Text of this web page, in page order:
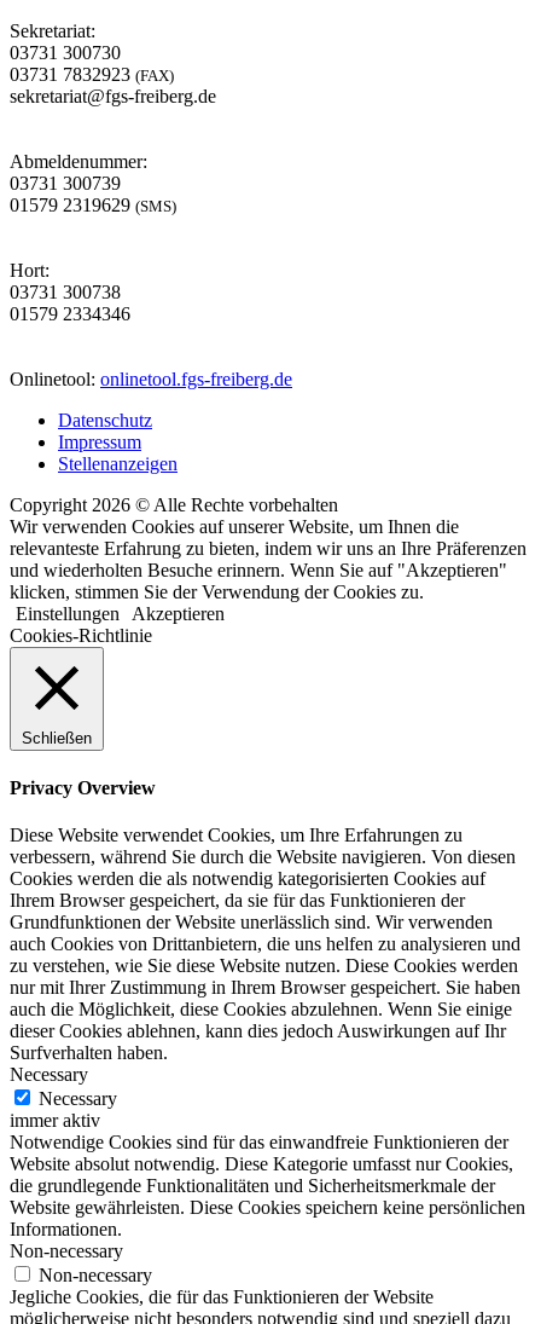
Sekretariat:
03731 300730
03731 7832923 (FAX)
sekretariat@fgs-freiberg.de
Abmeldenummer:
03731 300739
01579 2319629 (SMS)
Hort:
03731 300738
01579 2334346
Onlinetool: onlinetool.fgs-freiberg.de
Datenschutz
Impressum
Stellenanzeigen
Copyright 2026 © Alle Rechte vorbehalten
Wir verwenden Cookies auf unserer Website, um Ihnen die
relevanteste Erfahrung zu bieten, indem wir uns an Ihre Präferenzen
und wiederholten Besuche erinnern. Wenn Sie auf "Akzeptieren"
klicken, stimmen Sie der Verwendung der Cookies zu.
Einstellungen Akzeptieren
Cookies-Richtlinie
Schließen
Privacy Overview
Diese Website verwendet Cookies, um Ihre Erfahrungen zu
verbessern, während Sie durch die Website navigieren. Von diesen
Cookies werden die als notwendig kategorisierten Cookies auf
Ihrem Browser gespeichert, da sie für das Funktionieren der
Grundfunktionen der Website unerlässlich sind. Wir verwenden
auch Cookies von Drittanbietern, die uns helfen zu analysieren und
zu verstehen, wie Sie diese Website nutzen. Diese Cookies werden
nur mit Ihrer Zustimmung in Ihrem Browser gespeichert. Sie haben
auch die Möglichkeit, diese Cookies abzulehnen. Wenn Sie einige
dieser Cookies ablehnen, kann dies jedoch Auswirkungen auf Ihr
Surfverhalten haben.
Necessary
Necessary
immer aktiv
Notwendige Cookies sind für das einwandfreie Funktionieren der
Website absolut notwendig. Diese Kategorie umfasst nur Cookies,
die grundlegende Funktionalitäten und Sicherheitsmerkmale der
Website gewährleisten. Diese Cookies speichern keine persönlichen
Informationen.
Non-necessary
Non-necessary
Jegliche Cookies, die für das Funktionieren der Website
möglicherweise nicht besonders notwendig sind und speziell dazu